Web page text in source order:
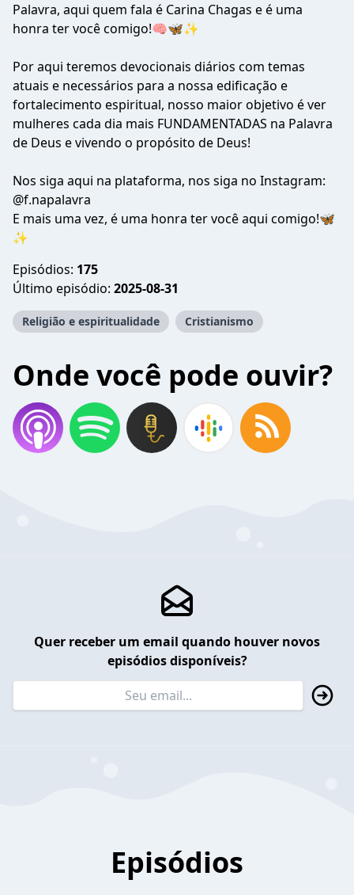
Palavra, aqui quem fala é Carina Chagas e é uma
honra ter você comigo!🧠🦋✨
Por aqui teremos devocionais diários com temas
atuais e necessários para a nossa edificação e
fortalecimento espiritual, nosso maior objetivo é ver
mulheres cada dia mais FUNDAMENTADAS na Palavra
de Deus e vivendo o propósito de Deus!
Nos siga aqui na plataforma, nos siga no Instagram:
@f.napalavra
E mais uma vez, é uma honra ter você aqui comigo!🦋
✨
Episódios: 175
Último episódio: 2025-08-31
Religião e espiritualidade Cristianismo
Onde você pode ouvir?
Quer receber um email quando houver novos
episódios disponíveis?
Episódios